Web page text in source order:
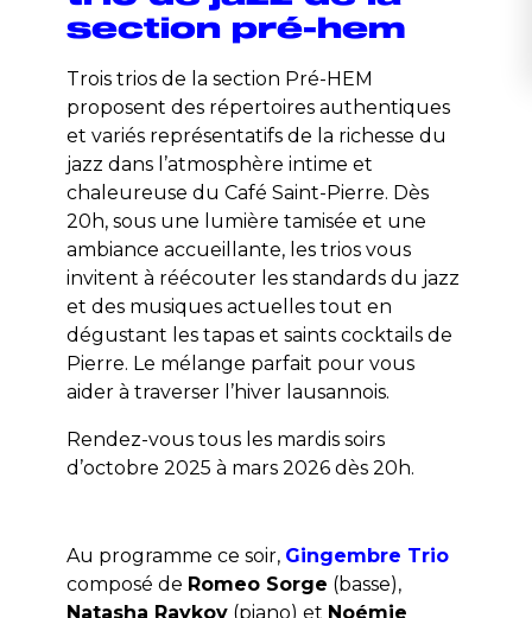
section pré-hem
Trois trios de la section Pré-HEM
proposent des répertoires authentiques
et variés représentatifs de la richesse du
jazz dans l’atmosphère intime et
chaleureuse du Café Saint-Pierre. Dès
20h, sous une lumière tamisée et une
ambiance accueillante, les trios vous
invitent à réécouter les standards du jazz
et des musiques actuelles tout en
dégustant les tapas et saints cocktails de
Pierre. Le mélange parfait pour vous
aider à traverser l’hiver lausannois.
Rendez-vous tous les mardis soirs
d’octobre 2025 à mars 2026 dès 20h.
Au programme ce soir, Gingembre Trio
composé de Romeo Sorge (basse),
Natasha Raykov (piano) et Noémie